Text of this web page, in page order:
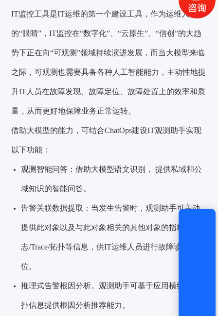
IT监控工具是IT运维的第一个建设工具，作为运维人员
的“眼睛”，IT监控在“数字化”、“云原生”、“信创”的大趋
势下正在向“可观测”领域持续演进发展，而当大模型来临
之际，可观测也需要具备各种人工智能能力，主动性地提
升IT人员在故障发现、故障定位、故障处置上的效率和质
量，从而更好地保障业务正常运转。
借助大模型的能力，可结合ChatOps建设IT观测助手实现
以下功能：
观测智能问答：借助大模型语文识别， 提供私域和公
域知识的智能问答。
告警关联数据提取：当发生告警时，观测助手可主动
提供此对象以及与此对象相关的其他对象的指标/日
志/Trace/拓扑等信息，供IT运维人员进行故障诊断定
位。
推理式告警根因分析。观测助手可基于应用横纵向拓
扑信息提供根因分析推荐能力。
获取验证码
还没有账号？立即注册